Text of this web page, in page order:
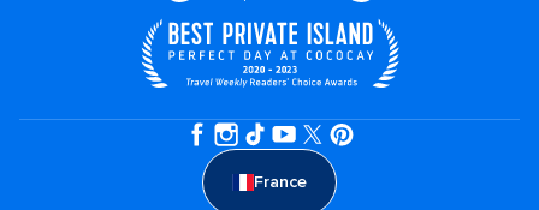
France